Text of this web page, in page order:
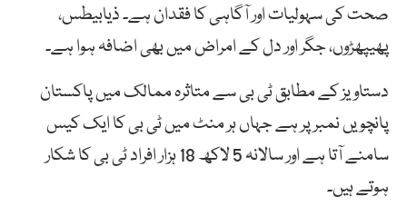
صحت کی سہولیات اور آگاہی کا فقدان ہے۔ ذیابیطس،
پھیپھڑوں، جگر اور دل کے امراض میں بھی اضافہ ہوا ہے۔
دستاویز کے مطابق ٹی بی سے متاثرہ ممالک میں پاکستان
پانچویں نمبر پر ہے جہاں ہر منٹ میں ٹی بی کا ایک کیس
سامنے آتا ہے اور سالانہ 5 لاکھ 18 ہزار افراد ٹی بی کا شکار
ہوتے ہیں۔